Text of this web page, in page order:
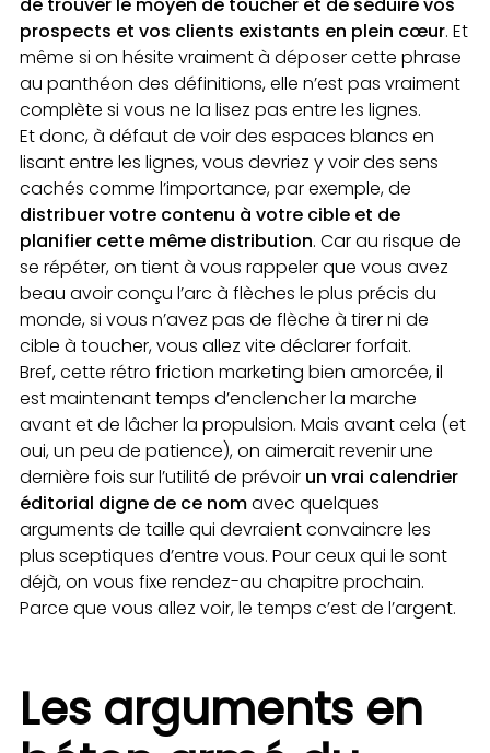
prospects et vos clients existants en plein cœur. Et
même si on hésite vraiment à déposer cette phrase
au panthéon des définitions, elle n’est pas vraiment
complète si vous ne la lisez pas entre les lignes.
Et donc, à défaut de voir des espaces blancs en
lisant entre les lignes, vous devriez y voir des sens
cachés comme l’importance, par exemple, de
distribuer votre contenu à votre cible et de
planifier cette même distribution. Car au risque de
se répéter, on tient à vous rappeler que vous avez
beau avoir conçu l’arc à flèches le plus précis du
monde, si vous n’avez pas de flèche à tirer ni de
cible à toucher, vous allez vite déclarer forfait.
Bref, cette rétro friction marketing bien amorcée, il
est maintenant temps d’enclencher la marche
avant et de lâcher la propulsion. Mais avant cela (et
oui, un peu de patience), on aimerait revenir une
dernière fois sur l’utilité de prévoir un vrai calendrier
éditorial digne de ce nomavec quelques
arguments de taille qui devraient convaincre les
plus sceptiques d’entre vous. Pour ceux qui le sont
déjà, on vous fixe rendez-au chapitre prochain.
Parce que vous allez voir, le temps c’est de l’argent.
Les arguments en